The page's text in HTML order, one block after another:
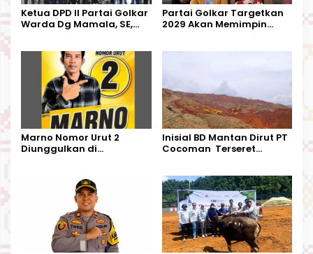
Ketua DPD II Partai Golkar
Warda Dg Mamala, SE,
Kecamatan Petbar
Partai Golkar Targetkan
2029 Akan Memimpin
Marno Nomor Urut 2
Diunggulkan di
Harapan Warga
Inisial BD Mantan Dirut PT
Cocoman Terseret
Kalimantan Barat